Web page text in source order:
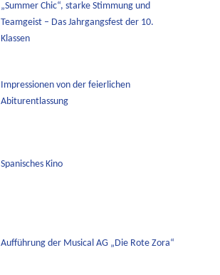
„Summer Chic“, starke Stimmung und
Teamgeist – Das Jahrgangsfest der 10.
Klassen
Impressionen von der feierlichen
Abiturentlassung
Spanisches Kino
Aufführung der Musical AG „Die Rote Zora“